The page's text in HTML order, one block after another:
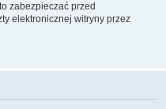
zabezpieczać przed
elektronicznej witryny przez